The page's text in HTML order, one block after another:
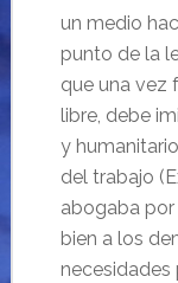
un medio
punto de la
que una vez
libre, debe
y
del trabajo
abogaba
bien a los
necesidades